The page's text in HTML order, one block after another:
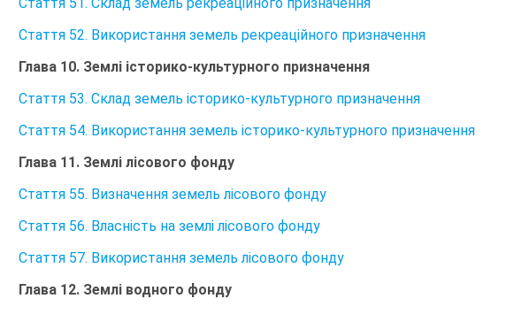
Стаття 52. Використання земель рекреаційного призначення
Глава 10. Землі історико-культурного призначення
Стаття 53. Склад земель історико-культурного призначення
Стаття 54. Використання земель історико-культурного призначення
Глава 11. Землі лісового фонду
Стаття 55. Визначення земель лісового фонду
Стаття 56. Власність на землі лісового фонду
Стаття 57. Використання земель лісового фонду
Глава 12. Землі водного фонду